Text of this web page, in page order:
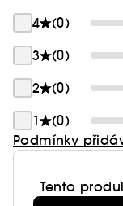
4
(0)
3
(0)
2
(0)
1
(0)
Podmínky
Tento